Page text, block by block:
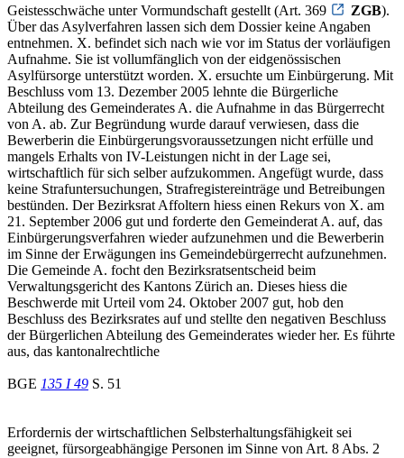
Geistesschwäche unter Vormundschaft gestellt (Art. 369
ZGB).
Über das Asylverfahren lassen sich dem Dossier keine Angaben
entnehmen. X. befindet sich nach wie vor im Status der vorläufigen
Aufnahme. Sie ist vollumfänglich von der eidgenössischen
Asylfürsorge unterstützt worden. X. ersuchte um Einbürgerung. Mit
Beschluss vom 13. Dezember 2005 lehnte die Bürgerliche
Abteilung des Gemeinderates A. die Aufnahme in das Bürgerrecht
von A. ab. Zur Begründung wurde darauf verwiesen, dass die
Bewerberin die Einbürgerungsvoraussetzungen nicht erfülle und
mangels Erhalts von IV-Leistungen nicht in der Lage sei,
wirtschaftlich für sich selber aufzukommen. Angefügt wurde, dass
keine Strafuntersuchungen, Strafregistereinträge und Betreibungen
bestünden. Der Bezirksrat Affoltern hiess einen Rekurs von X. am
21. September 2006 gut und forderte den Gemeinderat A. auf, das
Einbürgerungsverfahren wieder aufzunehmen und die Bewerberin
im Sinne der Erwägungen ins Gemeindebürgerrecht aufzunehmen.
Die Gemeinde A. focht den Bezirksratsentscheid beim
Verwaltungsgericht des Kantons Zürich an. Dieses hiess die
Beschwerde mit Urteil vom 24. Oktober 2007 gut, hob den
Beschluss des Bezirksrates auf und stellte den negativen Beschluss
der Bürgerlichen Abteilung des Gemeinderates wieder her. Es führte
aus, das kantonalrechtliche
BGE 135 I 49 S. 51
Erfordernis der wirtschaftlichen Selbsterhaltungsfähigkeit sei
geeignet, fürsorgeabhängige Personen im Sinne von Art. 8 Abs. 2